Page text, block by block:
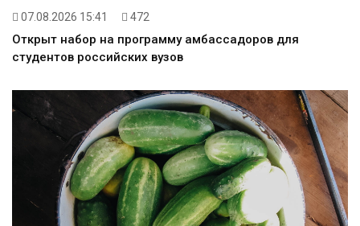
07.08.2026 15:41 472
Открыт набор на программу амбассадоров для
студентов российских вузов